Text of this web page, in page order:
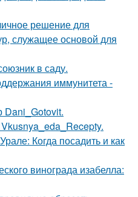
решение для
служащее основой для
в саду.
иммунитета -
Когда посадить и как
винограда изабелла: